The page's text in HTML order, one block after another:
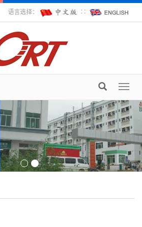
语言选择： ∷